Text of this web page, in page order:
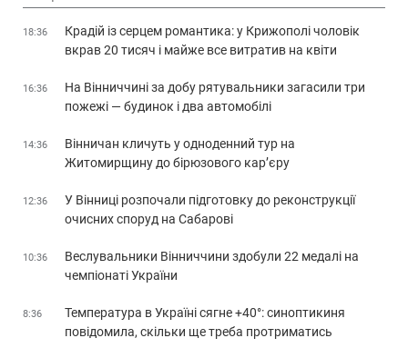
18:36
Крадій із серцем романтика: у Крижополі чоловік
вкрав 20 тисяч і майже все витратив на квіти
16:36
На Вінниччині за добу рятувальники загасили три
пожежі — будинок і два автомобілі
14:36
Вінничан кличуть у одноденний тур на
Житомирщину до бірюзового кар’єру
12:36
У Вінниці розпочали підготовку до реконструкції
очисних споруд на Сабарові
10:36
Веслувальники Вінниччини здобули 22 медалі на
чемпіонаті України
8:36
Температура в Україні сягне +40°: синоптикиня
повідомила, скільки ще треба протриматись